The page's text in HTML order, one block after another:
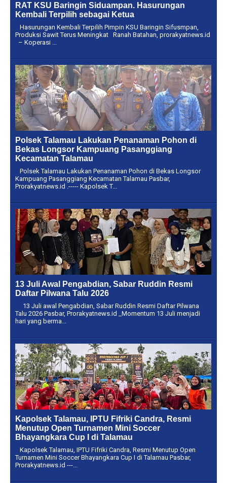
RAT KSU Baringin Siduampan. Hasurungan
Kembali Terpilih sebagai Ketua
Hasurungan Kembali Terpilih Pimpin KSU Baringin Sifusmpan,
Produksi Sawit Terus Meningkat Ranah Batahan, prorakyatnews.id
– Koperasi ...
Polsek Talamau Lakukan Penanaman Pohon di
Bekas Longsor Kampuang Pasanggiang
Kecamatan Talamau
Polsek Talamau Lakukan Penanaman Pohon di Bekas Longsor
Kampuang Pasanggiang Kecamatan Talamau Pasbar,
Prorakyatnews.id .----- Kapolsek T...
13 Juli Awal Pengabdian, Sabar Ruddin Resmi
Daftar Pilwana Talu 2026
13 Juli awal Pengabdian, Sabar Ruddin Resmi Daftar Pilwana
Talu 2026 Pasbar, Prorakyatnews.id _Momentum 13 Juli menjadi
hari yang berma...
Kapolsek Talamau, IPTU Fifriki Candra, Resmi
Menutup Open Turnamen Mini Soccer
Bhayangkara Cup I di Talamau
Kapolsek Talamau, IPTU Fifriki Candra, Resmi Menutup Open
Turnamen Mini Soccer Bhayangkara Cup I di Talamau Pasbar,
Prorakyatnews.id ---...